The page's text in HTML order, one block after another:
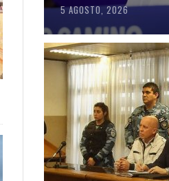
5 AGOSTO, 2026